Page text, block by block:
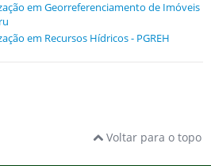
em Georreferenciamento de Imóveis
em Recursos Hídricos - PGREH
Voltar para o topo